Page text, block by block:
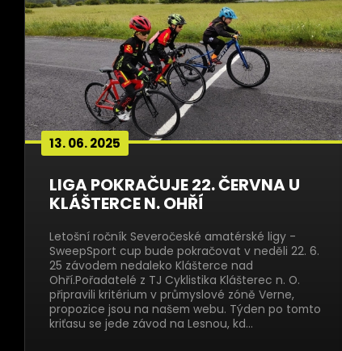
13. 06. 2025
LIGA POKRAČUJE 22. ČERVNA U
KLÁŠTERCE N. OHŘÍ
Letošní ročník Severočeské amatérské ligy -
SweepSport cup bude pokračovat v neděli 22. 6.
25 závodem nedaleko Klášterce nad
Ohří.Pořadatelé z TJ Cyklistika Klášterec n. O.
připravili kritérium v průmyslové zóně Verne,
propozice jsou na našem webu. Týden po tomto
kriťasu se jede závod na Lesnou, kd…